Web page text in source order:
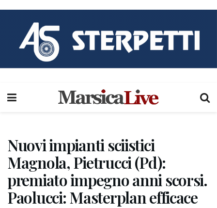
Nuovi impianti sciistici
Magnola, Pietrucci (Pd):
premiato impegno anni scorsi.
Paolucci: Masterplan efficace